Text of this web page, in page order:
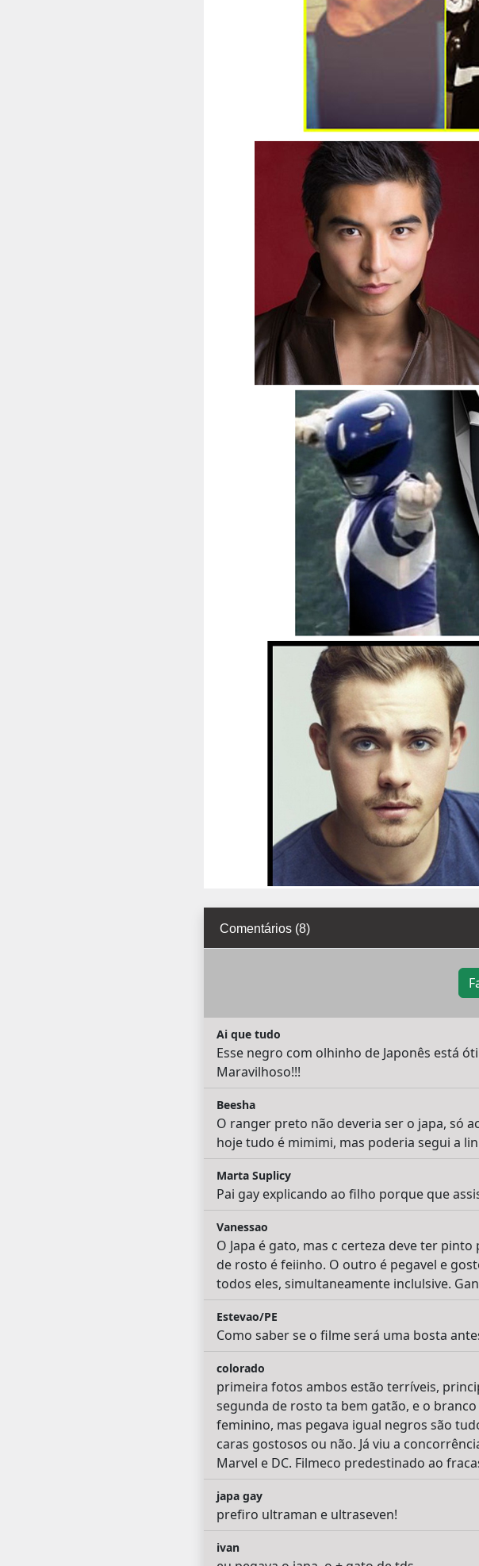
Comentários (8)
Ai que tudo
Esse negro com olhinho de Japonês está
Maravilhoso!!!
Beesha
O ranger preto não deveria ser o japa, só
hoje tudo é mimimi, mas poderia segui a
Marta Suplicy
Pai gay explicando ao filho porque que
Vanessao
O Japa é gato, mas c certeza deve ter
de rosto é feiinho. O outro é pegavel e
todos eles, simultaneamente inclulsive.
Estevao/PE
Como saber se o filme será uma bosta
colorado
primeira fotos ambos estão terríveis,
segunda de rosto ta bem gatão, e o
feminino, mas pegava igual negros são
caras gostosos ou não. Já viu a
Marvel e DC. Filmeco predestinado ao
japa gay
prefiro ultraman e ultraseven!
ivan